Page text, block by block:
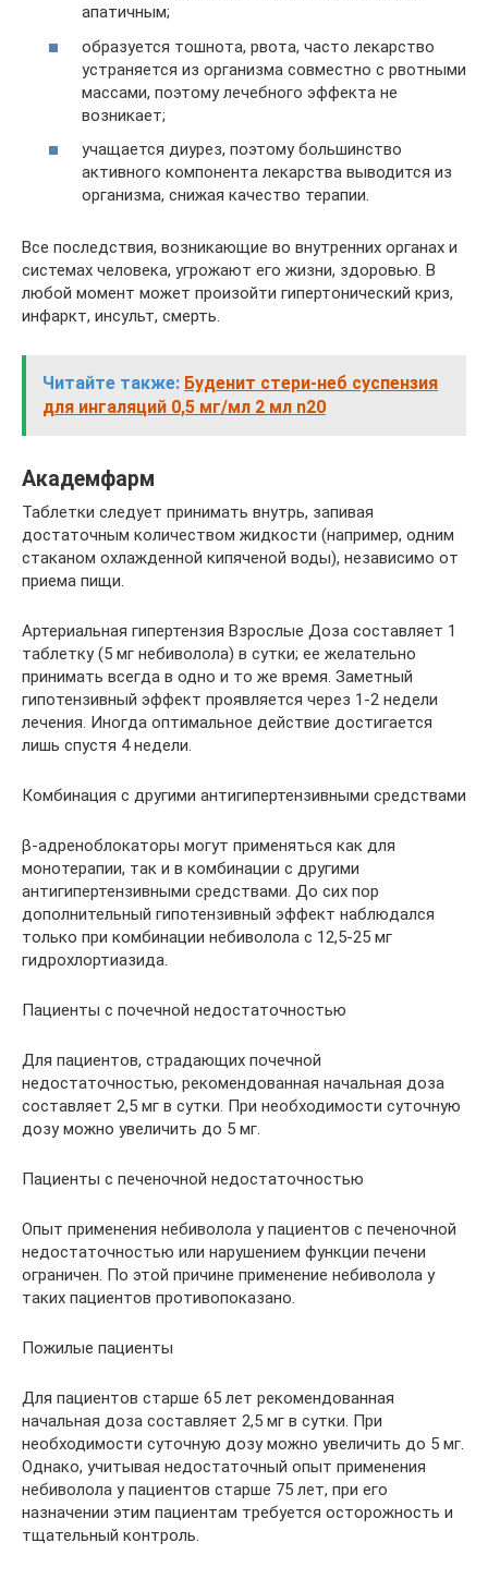
апатичным;
образуется тошнота, рвота, часто лекарство
устраняется из организма совместно с рвотными
массами, поэтому лечебного эффекта не
возникает;
учащается диурез, поэтому большинство
активного компонента лекарства выводится из
организма, снижая качество терапии.
Все последствия, возникающие во внутренних органах и
системах человека, угрожают его жизни, здоровью. В
любой момент может произойти гипертонический криз,
инфаркт, инсульт, смерть.
Читайте также: Буденит стери-неб суспензия
для ингаляций 0,5 мг/мл 2 мл n20
Академфарм
Таблетки следует принимать внутрь, запивая
достаточным количеством жидкости (например, одним
стаканом охлажденной кипяченой воды), независимо от
приема пищи.
Артериальная гипертензия Взрослые Доза составляет 1
таблетку (5 мг небиволола) в сутки; ее желательно
принимать всегда в одно и то же время. Заметный
гипотензивный эффект проявляется через 1-2 недели
лечения. Иногда оптимальное действие достигается
лишь спустя 4 недели.
Комбинация с другими антигипертензивными средствами
β-адреноблокаторы могут применяться как для
монотерапии, так и в комбинации с другими
антигипертензивными средствами. До сих пор
дополнительный гипотензивный эффект наблюдался
только при комбинации небиволола с 12,5-25 мг
гидрохлортиазида.
Пациенты с почечной недостаточностью
Для пациентов, страдающих почечной
недостаточностью, рекомендованная начальная доза
составляет 2,5 мг в сутки. При необходимости суточную
дозу можно увеличить до 5 мг.
Пациенты с печеночной недостаточностью
Опыт применения небиволола у пациентов с печеночной
недостаточностью или нарушением функции печени
ограничен. По этой причине применение небиволола у
таких пациентов противопоказано.
Пожилые пациенты
Для пациентов старше 65 лет рекомендованная
начальная доза составляет 2,5 мг в сутки. При
необходимости суточную дозу можно увеличить до 5 мг.
Однако, учитывая недостаточный опыт применения
небиволола у пациентов старше 75 лет, при его
назначении этим пациентам требуется осторожность и
тщательный контроль.